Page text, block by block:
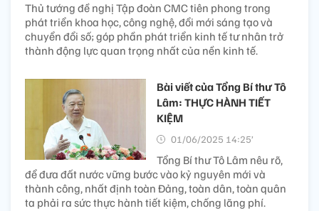
Thủ tướng đề nghị Tập đoàn CMC tiên phong trong
phát triển khoa học, công nghệ, đổi mới sáng tạo và
chuyển đổi số; góp phần phát triển kinh tế tư nhân trở
thành động lực quan trọng nhất của nền kinh tế.
Bài viết của Tổng Bí thư Tô
Lâm: THỰC HÀNH TIẾT
KIỆM
01/06/2025 14:25’
Tổng Bí thư Tô Lâm nêu rõ,
để đưa đất nước vững bước vào kỷ nguyên mới và
thành công, nhất định toàn Đảng, toàn dân, toàn quân
ta phải ra sức thực hành tiết kiệm, chống lãng phí.